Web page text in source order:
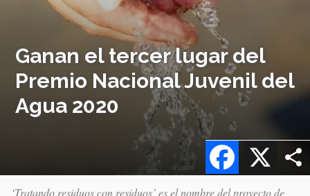
Ganan el tercer lugar del
Premio Nacional Juvenil del
Agua 2020
X
Facebook
‘Tratando residuos con residuos’ es el nombre del proyecto de